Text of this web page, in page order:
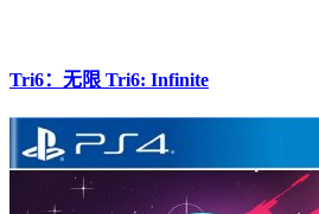
Tri6：无限 Tri6: Infinite